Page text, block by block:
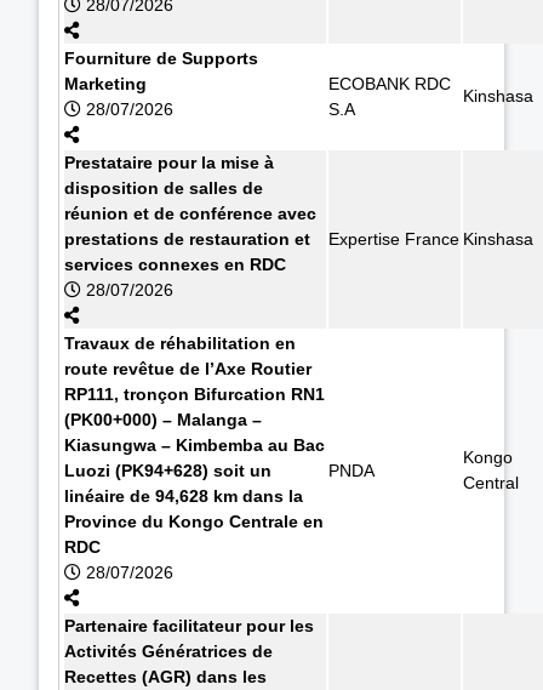
28/07/2026
Fourniture de Supports
Marketing
28/07/2026
ECOBANK RDC
S.A
Kinshasa
Prestataire pour la mise à
disposition de salles de
réunion et de conférence avec
prestations de restauration et
services connexes en RDC
28/07/2026
Expertise France Kinshasa
Travaux de réhabilitation en
route revêtue de l’Axe Routier
RP111, tronçon Bifurcation RN1
(PK00+000) – Malanga –
Kiasungwa – Kimbemba au Bac
Luozi (PK94+628) soit un
linéaire de 94,628 km dans la
Province du Kongo Centrale en
RDC
28/07/2026
PNDA
Kongo
Central
Partenaire facilitateur pour les
Activités Génératrices de
Recettes (AGR) dans les